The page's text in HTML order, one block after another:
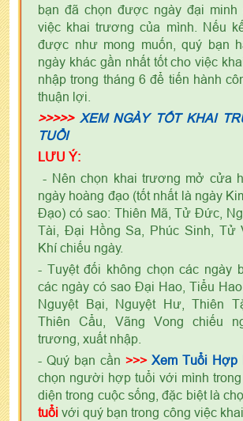
bạn đã chọn được ngày đại minh
việc khai trương của mình. Nếu
được như mong muốn, quý bạn
ngày khác gần nhất tốt cho việc
nhập trong tháng 6 để tiến hành
thuận lợi.
>>>>> XEM NGÀY TỐT KHAI
TUỔI
LƯU Ý:
- Nên chọn khai trương mở cửa
ngày hoàng đạo (tốt nhất là ngày
Đạo) có sao: Thiên Mã, Tử Đức,
Tài, Đại Hồng Sa, Phúc Sinh, Tử
Khí chiếu ngày.
- Tuyệt đối không chọn các ngày
các ngày có sao Đại Hao, Tiểu
Nguyệt Bại, Nguyệt Hư, Thiên
Thiên Cẩu, Vãng Vong chiếu
trương, xuất nhập.
- Quý bạn cần >>> Xem Tuổi Hợp
chọn người hợp tuổi với mình
diện trong cuộc sống, đặc biệt là
tuổi với quý bạn trong công việc